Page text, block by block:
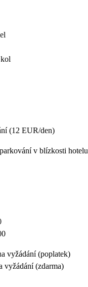
(12 EUR/den)
v blízkosti hotelu
vyžádání (poplatek)
vyžádání (zdarma)